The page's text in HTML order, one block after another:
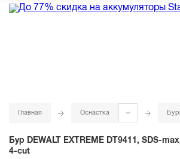
Главная Оснастка
Бур DEWALT EXTREME DT9411, SDS-
4-cut